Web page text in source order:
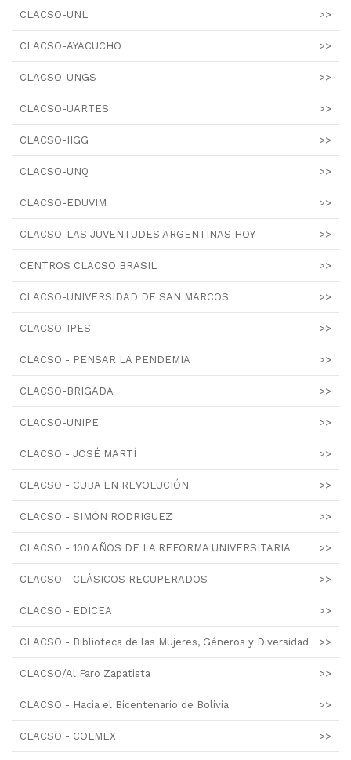
CLACSO-UNL >>
CLACSO-AYACUCHO >>
CLACSO-UNGS >>
CLACSO-UARTES >>
CLACSO-IIGG >>
CLACSO-UNQ >>
CLACSO-EDUVIM >>
CLACSO-LAS JUVENTUDES ARGENTINAS HOY >>
CENTROS CLACSO BRASIL >>
CLACSO-UNIVERSIDAD DE SAN MARCOS >>
CLACSO-IPES >>
CLACSO - PENSAR LA PENDEMIA >>
CLACSO-BRIGADA >>
CLACSO-UNIPE >>
CLACSO - JOSÉ MARTÍ >>
CLACSO - CUBA EN REVOLUCIÓN >>
CLACSO - SIMÓN RODRIGUEZ >>
CLACSO - 100 AÑOS DE LA REFORMA UNIVERSITARIA >>
CLACSO - CLÁSICOS RECUPERADOS >>
CLACSO - EDICEA >>
CLACSO - Biblioteca de las Mujeres, Géneros y Diversidad >>
CLACSO/Al Faro Zapatista >>
CLACSO - Hacia el Bicentenario de Bolivia >>
CLACSO - COLMEX >>